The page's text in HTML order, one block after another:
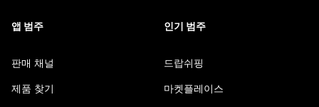
앱 범주
판매 채널
제품 찾기
인기 범주
드랍쉬핑
마켓플레이스